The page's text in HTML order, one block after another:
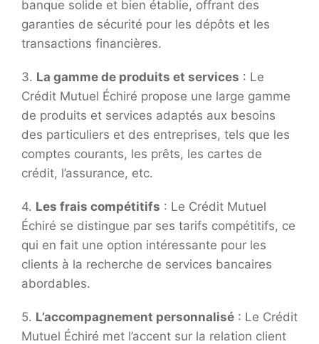
banque solide et bien établie, offrant des
garanties de sécurité pour les dépôts et les
transactions financières.
3. La gamme de produits et services : Le
Crédit Mutuel Échiré propose une large gamme
de produits et services adaptés aux besoins
des particuliers et des entreprises, tels que les
comptes courants, les prêts, les cartes de
crédit, l’assurance, etc.
4. Les frais compétitifs : Le Crédit Mutuel
Échiré se distingue par ses tarifs compétitifs, ce
qui en fait une option intéressante pour les
clients à la recherche de services bancaires
abordables.
5. L’accompagnement personnalisé : Le Crédit
Mutuel Échiré met l’accent sur la relation client